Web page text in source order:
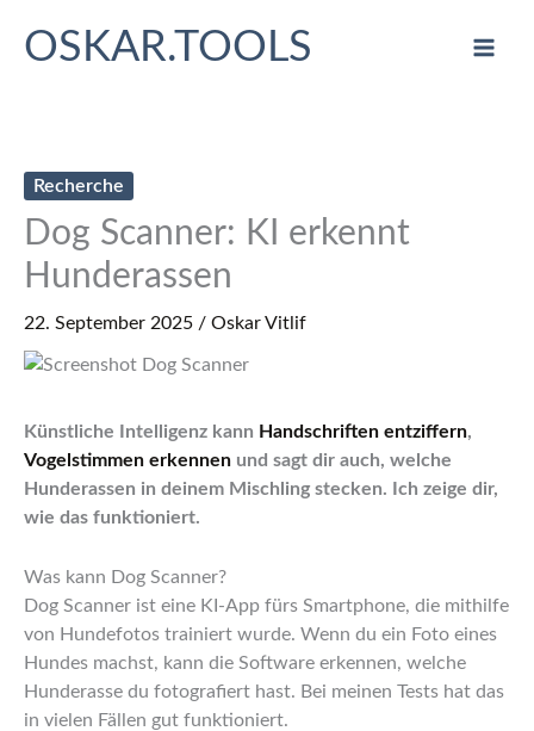
InhaltOSKAR.TOOLS
Recherche
Dog Scanner: KI erkennt
Hunderassen
22. September 2025 / Oskar Vitlif
Künstliche Intelligenz kann Handschriften entziffern,
Vogelstimmen erkennen und sagt dir auch, welche
Hunderassen in deinem Mischling stecken. Ich zeige dir,
wie das funktioniert.
Was kann Dog Scanner?
Dog Scanner ist eine KI-App fürs Smartphone, die mithilfe
von Hundefotos trainiert wurde. Wenn du ein Foto eines
Hundes machst, kann die Software erkennen, welche
Hunderasse du fotografiert hast. Bei meinen Tests hat das
in vielen Fällen gut funktioniert.